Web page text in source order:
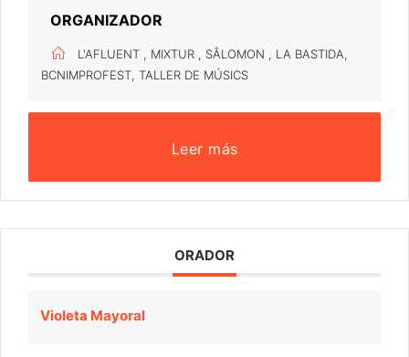
ORGANIZADOR
L'AFLUENT , MIXTUR , SÂLOMON , LA BASTIDA,
BCNIMPROFEST, TALLER DE MÚSICS
Leer más
ORADOR
Violeta Mayoral